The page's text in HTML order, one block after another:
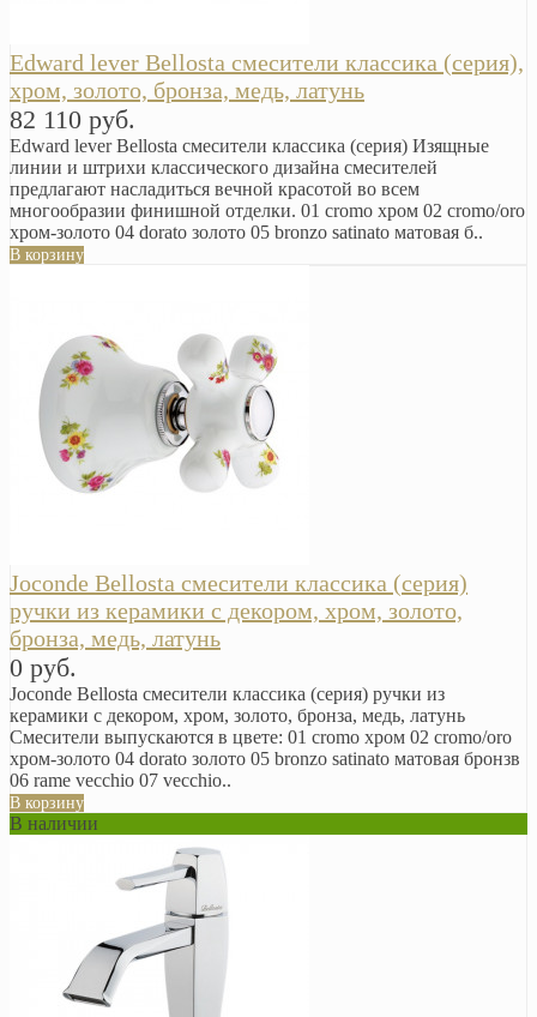
Edward lever Bellosta смесители классика (серия),
хром, золото, бронза, медь, латунь
82 110 руб.
Edward lever Bellosta смесители классика (серия) Изящные
линии и штрихи классического дизайна смесителей
предлагают насладиться вечной красотой во всем
многообразии финишной отделки. 01 cromo хром 02 cromo/oro
хром-золото 04 dorato золото 05 bronzo satinato матовая б..
В корзину
Joconde Bellosta смесители классика (серия)
ручки из керамики с декором, хром, золото,
бронза, медь, латунь
0 руб.
Joconde Bellosta смесители классика (серия) ручки из
керамики с декором, хром, золото, бронза, медь, латунь
Смесители выпускаются в цвете: 01 cromo хром 02 cromo/oro
хром-золото 04 dorato золото 05 bronzo satinato матовая бронзв
06 rame vecchio 07 vecchio..
В корзину
В наличии